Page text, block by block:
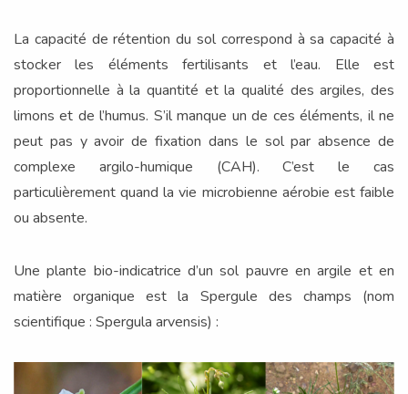
La capacité de rétention du sol correspond à sa capacité à
stocker les éléments fertilisants et l’eau. Elle est
proportionnelle à la quantité et la qualité des argiles, des
limons et de l’humus. S’il manque un de ces éléments, il ne
peut pas y avoir de fixation dans le sol par absence de
complexe argilo-humique (CAH). C’est le cas
particulièrement quand la vie microbienne aérobie est faible
ou absente.
Une plante bio-indicatrice d’un sol pauvre en argile et en
matière organique est la Spergule des champs (nom
scientifique : Spergula arvensis) :